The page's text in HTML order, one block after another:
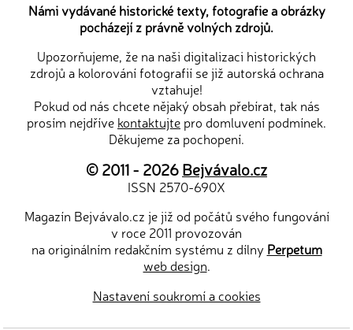
Námi vydávané historické texty, fotografie a obrázky
pocházejí z právně volných zdrojů.
Upozorňujeme, že na naši digitalizaci historických
zdrojů a kolorování fotografií se již autorská ochrana
vztahuje!
Pokud od nás chcete nějaký obsah přebírat, tak nás
prosím nejdříve kontaktujte pro domluvení podmínek.
Děkujeme za pochopení.
© 2011 - 2026Bejvávalo.cz
ISSN 2570-690X
Magazín Bejvávalo.cz je již od počátů svého fungování
v roce 2011 provozován
na originálním redakčním systému z dílny Perpetum
web design.
Nastavení soukromí a cookies